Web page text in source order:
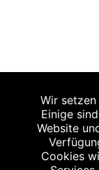
Abgabe in
und Satzfehler keine
Wir
Einige
Website
Cookies